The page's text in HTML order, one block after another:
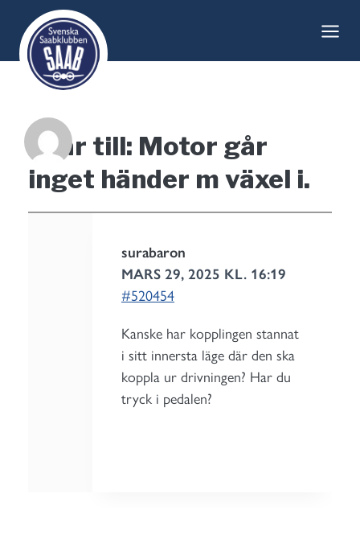
content
Svar till: Motor går
inget händer m växel i.
surabaron
MARS 29, 2025 KL. 16:19
#520454
Kanske har kopplingen stannat
i sitt innersta läge där den ska
koppla ur drivningen? Har du
tryck i pedalen?